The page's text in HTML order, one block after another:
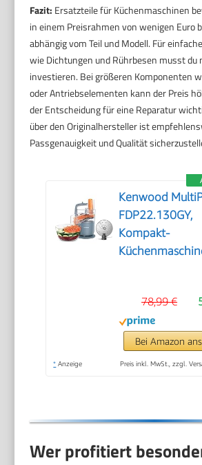
Fazit: Ersatzteile für Küchenmaschinen
in einem Preisrahmen von wenigen Euro
abhängig vom Teil und Modell. Für
wie Dichtungen und Rührbesen musst
investieren. Bei größeren Komponenten
oder Antriebselementen kann der Preis
der Entscheidung für eine Reparatur
über den Originalhersteller ist
Passgenauigkeit und Qualität
Kenwood
FDP22.130GY,
Kompakt-
Pürieren und
Kneten, Express-
Serve, 1,3 l
78,99 €
Bei Amazon
* Anzeige Preis inkl. MwSt., zzgl.
Wer profitiert